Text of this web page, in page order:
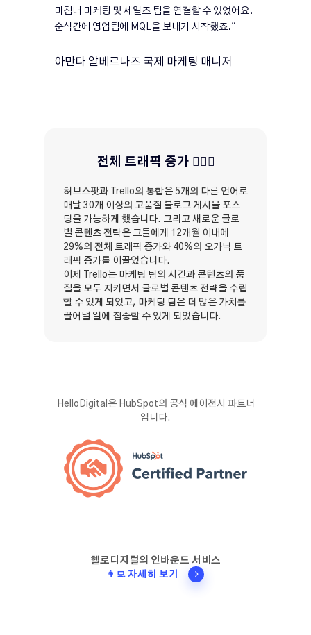
마침내 마케팅 및 세일즈 팀을 연결할 수 있었어요.
순식간에 영업팀에 MQL을 보내기 시작했죠."
아만다 알베르나즈 국제 마케팅 매니저
전체 트래픽 증가 🏄🏽‍♀️
허브스팟과 Trello의 통합은 5개의 다른 언어로
매달 30개 이상의 고품질 블로그 게시물 포스
팅을 가능하게 했습니다. 그리고 새로운 글로
벌 콘텐츠 전략은 그들에게 12개월 이내에
29%의 전체 트래픽 증가와 40%의 오가닉 트
래픽 증가를 이끌었습니다.
이제 Trello는 마케팅 팀의 시간과 콘텐츠의 품
질을 모두 지키면서 글로벌 콘텐츠 전략을 수립
할 수 있게 되었고, 마케팅 팀은 더 많은 가치를
끌어낼 일에 집중할 수 있게 되었습니다.
HelloDigital은 HubSpot의 공식 에이전시 파트너
입니다.
헬로디지털의 인바운드 서비스
👨‍💻 자세히 보기